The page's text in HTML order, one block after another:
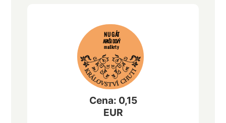
NUGÁT
ARAŠIDOVÝ
maškrty
Cena: 0,15
EUR